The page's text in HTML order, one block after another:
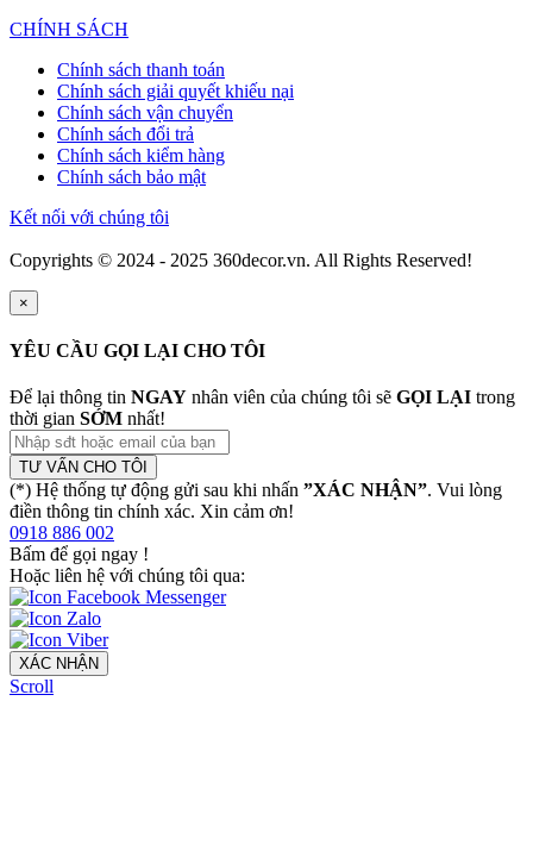
CHÍNH SÁCH
Chính sách thanh toán
Chính sách giải quyết khiếu nại
Chính sách vận chuyển
Chính sách đổi trả
Chính sách kiểm hàng
Chính sách bảo mật
Kết nối với chúng tôi
Copyrights © 2024 - 2025 360decor.vn. All Rights Reserved!
×
YÊU CẦU GỌI LẠI CHO TÔI
Để lại thông tin NGAY nhân viên của chúng tôi sẽ GỌI LẠI trong
thời gian SỚM nhất!
TƯ VẤN CHO TÔI
(*) Hệ thống tự động gửi sau khi nhấn ”XÁC NHẬN”. Vui lòng
điền thông tin chính xác. Xin cảm ơn!
0918 886 002
Bấm để gọi ngay !
Hoặc liên hệ với chúng tôi qua:
XÁC NHẬN
Scroll